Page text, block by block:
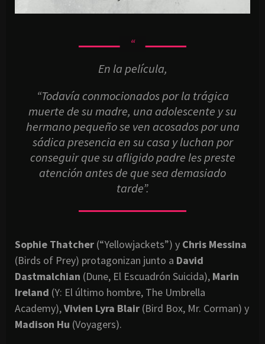
En la película,
“Todavía conmocionados por la trágica
muerte de su madre, una adolescente y su
hermano pequeño se ven acosados por una
sádica presencia en su casa y luchan por
conseguir que su afligido padre les preste
atención antes de que sea demasiado
tarde”.
Sophie Thatcher (“Yellowjackets”) y Chris Messina
(Birds of Prey) protagonizan junto a David
Dastmalchian (Dune, El Escuadrón Suicida), Marin
Ireland (Y: El último hombre, The Umbrella
Academy),Vivien Lyra Blair (Bird Box, Mr. Corman) y
Madison Hu (Voyagers).